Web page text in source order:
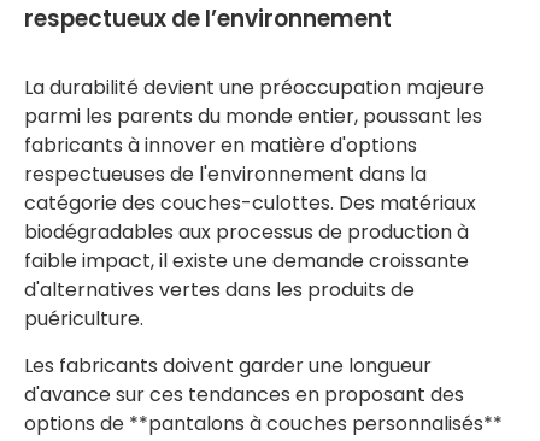
respectueux de l’environnement
La durabilité devient une préoccupation majeure
parmi les parents du monde entier, poussant les
fabricants à innover en matière d'options
respectueuses de l'environnement dans la
catégorie des couches-culottes. Des matériaux
biodégradables aux processus de production à
faible impact, il existe une demande croissante
d'alternatives vertes dans les produits de
puériculture.
Les fabricants doivent garder une longueur
d'avance sur ces tendances en proposant des
options de **pantalons à couches personnalisés**